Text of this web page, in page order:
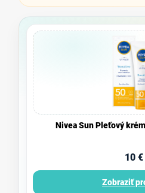
Nivea Sun Pleťový
10 €
Zobraziť